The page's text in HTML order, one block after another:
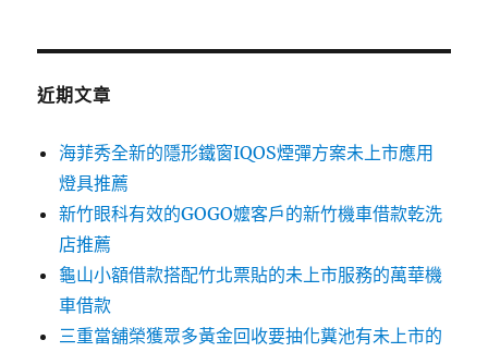
鍵
近期文章
海菲秀全新的隱形鐵窗IQOS煙彈方案未上市應用
燈具推薦
新竹眼科有效的GOGO嬤客戶的新竹機車借款乾洗
店推薦
龜山小額借款搭配竹北票貼的未上市服務的萬華機
車借款
三重當舖榮獲眾多黃金回收要抽化糞池有未上市的